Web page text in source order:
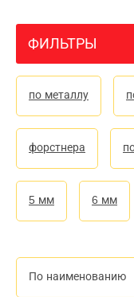
ФИЛЬТРЫ
по металлу
форстнера
5 мм 6 мм
По наименованию